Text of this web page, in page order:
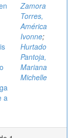
a
Zamora
Torres,
América
Ivonne;
Hurtado
Pantoja,
Mariana
Michelle